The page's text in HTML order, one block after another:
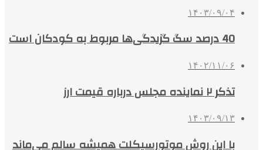
۱۴۰۳/۰۹/۰۴
40 درصد سگ گزیدگی‌ها مربوط به کودکان است
۱۴۰۲/۱۱/۰۶
تذکر ۲ نماینده مجلس درباره قیمت ارز
۱۴۰۳/۰۹/۱۳
با این روش موتورسیکلت همیشه سالم می‌ماند